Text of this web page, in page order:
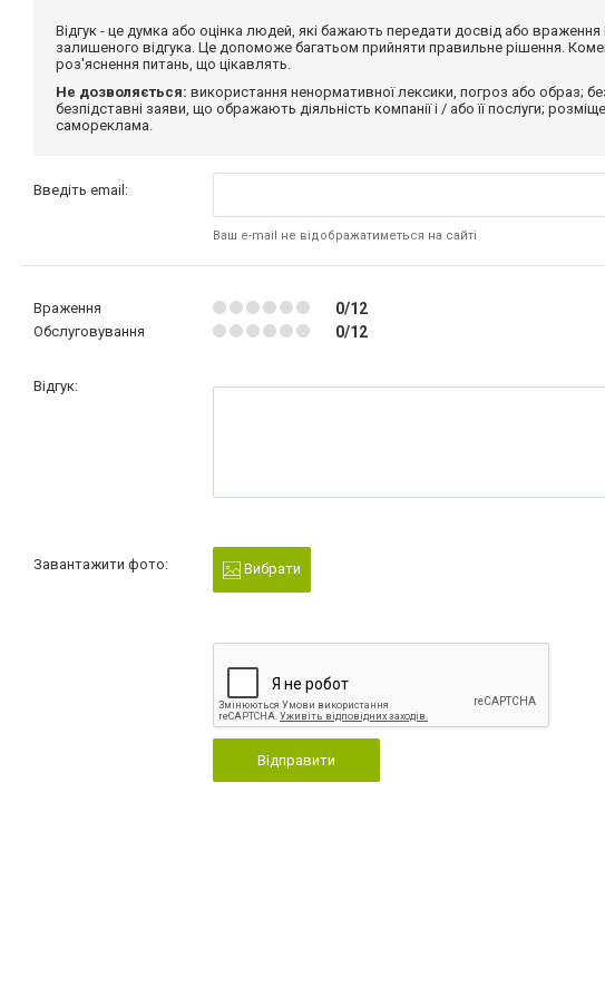
Відгук - це думка або оцінка людей, які бажають передати досвід або
залишеного відгука. Це допоможе багатьом прийняти правильне рішення.
роз'яснення питань, що цікавлять.
Не дозволяється: використання ненормативної лексики, погроз або образ;
безпідставні заяви, що ображають діяльність компанії і / або її послуги;
самореклама.
Введіть email:
Ваш e-mail не відображатиметься на сайті
Враження 0/12
Обслуговування 0/12
Відгук:
Завантажити фото: Вибрати
Відправити